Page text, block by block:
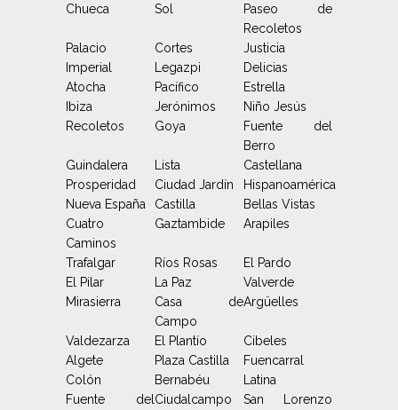
Chueca
Sol
Paseo de
Recoletos
Palacio
Cortes
Justicia
Imperial
Legazpi
Delicias
Atocha
Pacífico
Estrella
Ibiza
Jerónimos
Niño Jesús
Recoletos
Goya
Fuente del
Berro
Guindalera
Lista
Castellana
Prosperidad
Ciudad Jardín
Hispanoamérica
Nueva España
Castilla
Bellas Vistas
Cuatro
Caminos
Gaztambide Arapiles
Trafalgar Ríos Rosas
El Pardo
El Pilar
La Paz
Valverde
Mirasierra
Casa de
Campo
Argüelles
Valdezarza El Plantío
Cibeles
Algete
Plaza Castilla
Fuencarral
Colón
Bernabéu
Latina
Fuente del Ciudalcampo
San Lorenzo